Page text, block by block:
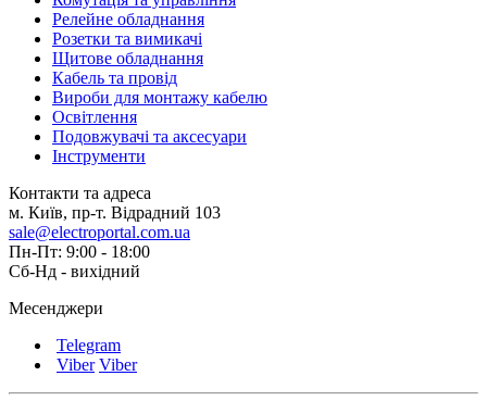
Релейне обладнання
Розетки та вимикачі
Щитове обладнання
Кабель та провід
Вироби для монтажу кабелю
Освітлення
Подовжувачі та аксесуари
Інструменти
Контакти та адреса
м. Київ, пр-т. Відрадний 103
sale@electroportal.com.ua
Пн-Пт: 9:00 - 18:00
Сб-Нд - вихідний
Месенджери
Telegram
Viber Viber